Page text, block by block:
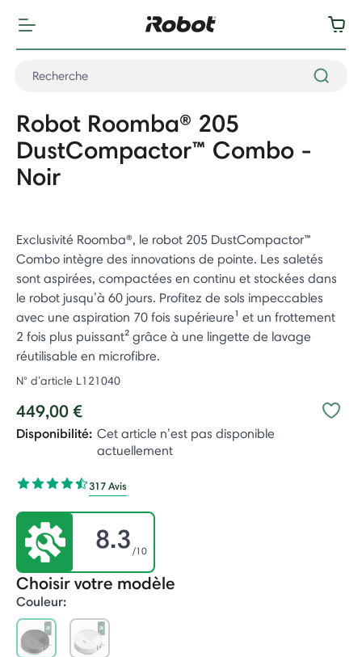
Robot Roomba® 205
DustCompactor™ Combo -
Noir
Exclusivité Roomba®, le robot 205 DustCompactor™
Combo intègre des innovations de pointe. Les saletés
sont aspirées, compactées en continu et stockées dans
le robot jusqu’à 60 jours. Profitez de sols impeccables
avec une aspiration 70 fois supérieure¹ et un frottement
2 fois plus puissant² grâce à une lingette de lavage
réutilisable en microfibre.
N° d’article L121040
449,00 €
Disponibilité: Cet article n’est pas disponible
actuellement
317 Avis
8.3 /10
Choisir votre modèle
Couleur: